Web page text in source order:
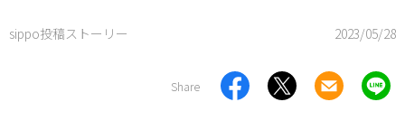
sippo投稿ストーリー 2023/05/28
Share